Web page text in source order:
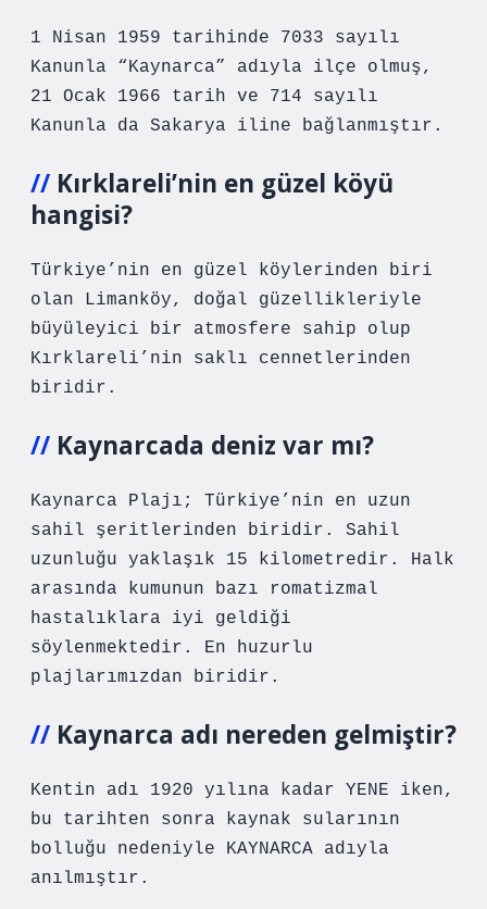
1 Nisan 1959 tarihinde 7033 sayılı
Kanunla “Kaynarca” adıyla ilçe olmuş,
21 Ocak 1966 tarih ve 714 sayılı
Kanunla da Sakarya iline bağlanmıştır.
Kırklareli’nin en güzel köyü
hangisi?
Türkiye’nin en güzel köylerinden biri
olan Limanköy, doğal güzellikleriyle
büyüleyici bir atmosfere sahip olup
Kırklareli’nin saklı cennetlerinden
biridir.
Kaynarcada deniz var mı?
Kaynarca Plajı; Türkiye’nin en uzun
sahil şeritlerinden biridir. Sahil
uzunluğu yaklaşık 15 kilometredir. Halk
arasında kumunun bazı romatizmal
hastalıklara iyi geldiği
söylenmektedir. En huzurlu
plajlarımızdan biridir.
Kaynarca adı nereden gelmiştir?
Kentin adı 1920 yılına kadar YENE iken,
bu tarihten sonra kaynak sularının
bolluğu nedeniyle KAYNARCA adıyla
anılmıştır.